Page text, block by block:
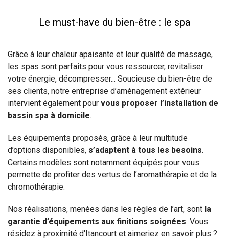
Le must-have du bien-être : le spa
Grâce à leur chaleur apaisante et leur qualité de massage,
les spas sont parfaits pour vous ressourcer, revitaliser
votre énergie, décompresser... Soucieuse du bien-être de
ses clients, notre entreprise d’aménagement extérieur
intervient également pour vous proposer l’installation de
bassin spa à domicile.
Les équipements proposés, grâce à leur multitude
d’options disponibles, s’adaptent à tous les besoins.
Certains modèles sont notamment équipés pour vous
permette de profiter des vertus de l’aromathérapie et de la
chromothérapie.
Nos réalisations, menées dans les règles de l’art, sont la
garantie d’équipements aux finitions soignées. Vous
résidez à proximité d'Itancourt et aimeriez en savoir plus ?